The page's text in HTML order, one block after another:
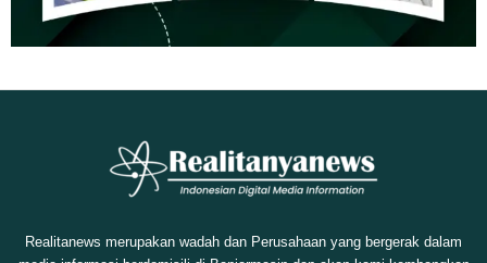
Realitanews merupakan wadah dan Perusahaan yang bergerak dalam